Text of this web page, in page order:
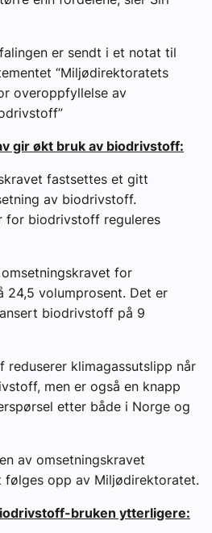
er sendt i et notat til
“Miljødirektoratets
overoppfyllelse av
gir økt bruk av biodrivstoff:
fastsettes et gitt
av biodrivstoff.
for biodrivstoff reguleres
omsetningskravet for
volumprosent. Det er
biodrivstoff på 9
reduserer klimagassutslipp når
men er også en knapp
etter både i Norge og
av omsetningskravet
opp av Miljødirektoratet.
bruken ytterligere: